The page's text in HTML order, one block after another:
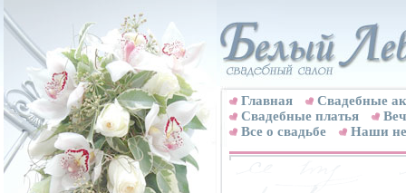
Главная
Свадебные
Cвадебные платья
Все о свадьбе
Наши